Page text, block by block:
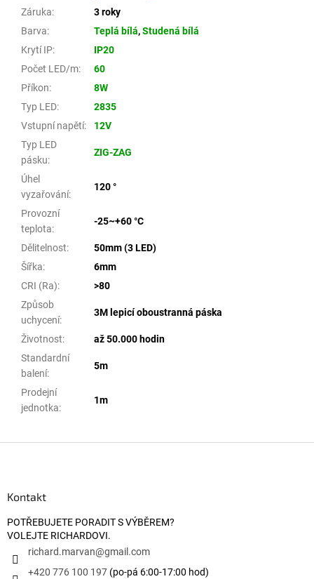
Záruka:
3 roky
Barva: Teplá bílá,Studená bílá
Krytí IP:
IP20
Počet LED/m:
60
Příkon:
8W
Typ LED:
2835
Vstupní napětí:
12V
Typ LED
pásku:
ZIG-ZAG
Úhel
vyzařování:
120 °
Provozní
teplota:
-25~+60 °C
Dělitelnost:
50mm (3 LED)
Šířka:
6mm
CRI (Ra):
>80
Způsob
uchycení:
3M lepicí oboustranná páska
Životnost:
až 50.000 hodin
Standardní
balení:
5m
Prodejní
jednotka:
1m
Kontakt
POTŘEBUJETE PORADIT S VÝBĚREM?
VOLEJTE RICHARDOVI.
richard.marvan@gmail.com
+420 776 100 197 (po-pá 6:00-17:00 hod)